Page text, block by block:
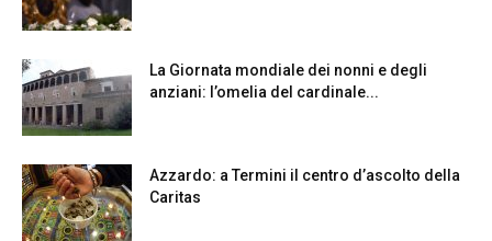
La Giornata mondiale dei nonni e degli
anziani: l’omelia del cardinale...
Azzardo: a Termini il centro d’ascolto della
Caritas